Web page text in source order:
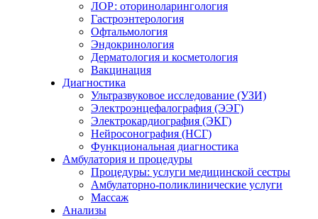
ЛОР: оториноларингология
Гастроэнтерология
Офтальмология
Эндокринология
Дерматология и косметология
Вакцинация
Диагностика
Ультразвуковое исследование (УЗИ)
Электроэнцефалография (ЭЭГ)
Электрокардиография (ЭКГ)
Нейросонография (НСГ)
Функциональная диагностика
Амбулатория и процедуры
Процедуры: услуги медицинской сестры
Амбулаторно-поликлинические услуги
Массаж
Анализы